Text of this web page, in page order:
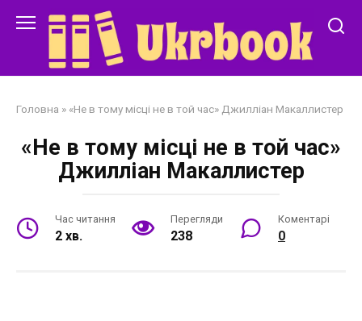
Головна » «Не в тому місці не в той час» Джилліан Макаллистер
«Не в тому місці не в той час»
Джилліан Макаллистер
Час читання
2 хв.
Перегляди
238
Коментарі
0